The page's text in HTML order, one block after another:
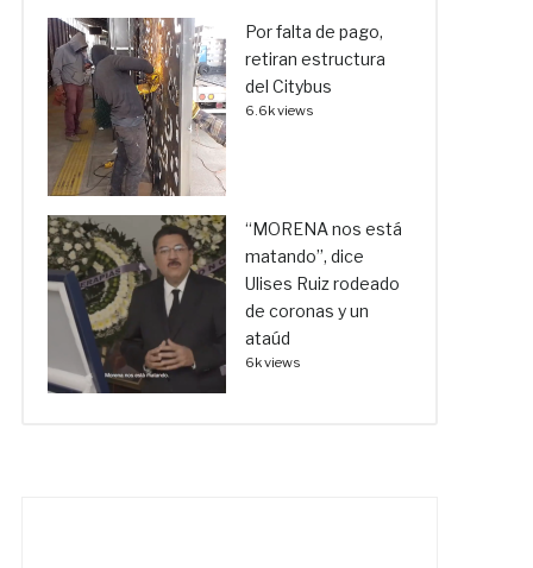
Por falta de pago,
retiran estructura
del Citybus
6.6k views
“MORENA nos está
matando”, dice
Ulises Ruiz rodeado
de coronas y un
ataúd
6k views